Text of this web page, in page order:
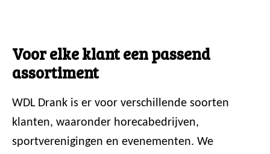
Voor elke klant een passend
assortiment
WDL Drank is er voor verschillende soorten
klanten, waaronder horecabedrijven,
sportverenigingen en evenementen. We